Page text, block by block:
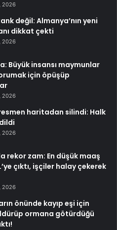
2026
değil: Almanya’nın yeni
dikkat çekti
2026
Büyük insansı maymunlar
için öpüşüp
2026
haritadan silindi: Halk
2026
rekor zam: En düşük maaş
çıktı, işçiler halay çekerek
2026
önünde kayıp eşi için
ormana götürdüğü